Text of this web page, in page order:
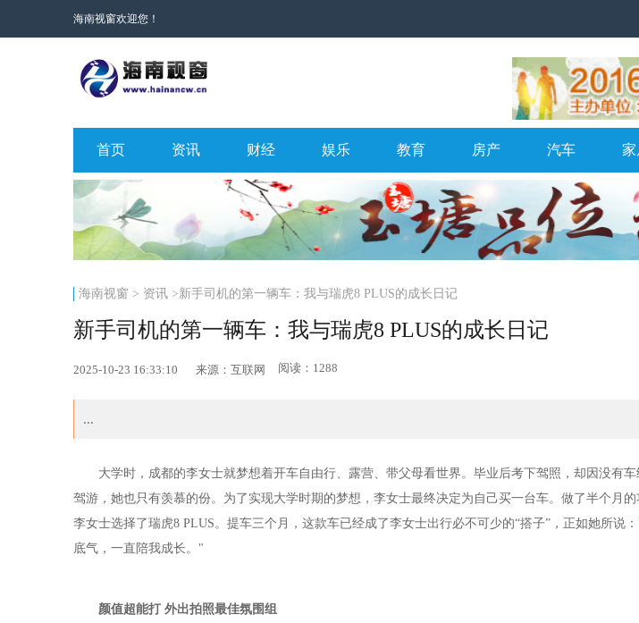
海南视窗欢迎您！
首页 资讯 财经 娱乐 教育 房产 汽车 家
海南视窗 > 资讯>新手司机的第一辆车：我与瑞虎8 PLUS的成长日记
新手司机的第一辆车：我与瑞虎8 PLUS的成长日记
2025-10-23 16:33:10 来源：互联网 阅读：1288
...
大学时，成都的李女士就梦想着开车自由行、露营、带父母看世界。毕业后考下驾照，却因没有
驾游，她也只有羡慕的份。为了实现大学时期的梦想，李女士最终决定为自己买一台车。做了半个月的
李女士选择了瑞虎8 PLUS。提车三个月，这款车已经成了李女士出行必不可少的“搭子”，正如她所说
底气，一直陪我成长。"
颜值超能打 外出拍照最佳氛围组